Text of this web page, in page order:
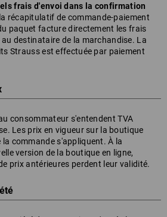
frais d'envoi dans la confirmation
récapitulatif de commande-paiement
paquet facture directement les frais
destinataire de la marchandise. La
Strauss est effectuée par paiement
consommateur s'entendent TVA
Les prix en vigueur sur la boutique
commande s'appliquent. À la
version de la boutique en ligne,
prix antérieures perdent leur validité.